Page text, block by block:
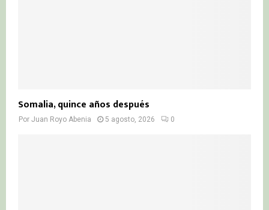
Somalia, quince años después
Por Juan Royo Abenia 5 agosto, 2026 0